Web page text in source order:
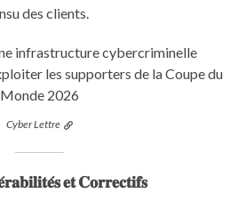
des clients.
infrastructure cybercriminelle
les supporters de la Coupe du
Monde 2026
Cyber Lettre
𝐞𝐭 𝐂𝐨𝐫𝐫𝐞𝐜𝐭𝐢𝐟𝐬